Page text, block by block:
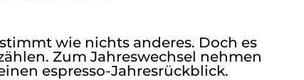
wie nichts anderes. Doch es
Zum Jahreswechsel nehmen
espresso-Jahresrückblick.